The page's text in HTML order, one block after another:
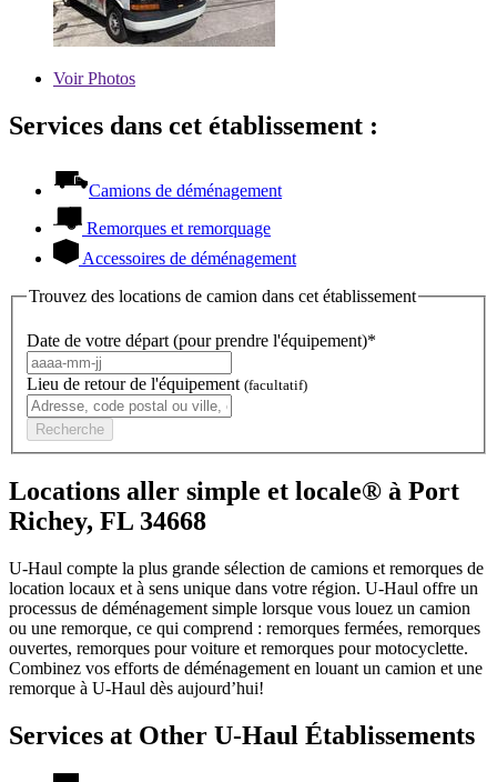
VoirPhotos
Services dans cet établissement :
Camions de déménagement
Remorques et remorquage
Accessoires de déménagement
Trouvez des locations de camion dans cet établissement
Date de votre départ (pour prendre l'équipement)*
Lieu de retour de l'équipement (facultatif)
Recherche
Locations aller simple et locale® à Port
Richey, FL 34668
U-Haul compte la plus grande sélection de camions et remorques de
location locaux et à sens unique dans votre région. U-Haul offre un
processus de déménagement simple lorsque vous louez un camion
ou une remorque, ce qui comprend : remorques fermées, remorques
ouvertes, remorques pour voiture et remorques pour motocyclette.
Combinez vos efforts de déménagement en louant un camion et une
remorque à U-Haul dès aujourd’hui!
Services at Other U-Haul Établissements